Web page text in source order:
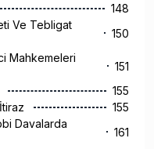
148
Ve Tebligat
150
Mahkemeleri
151
155
155
Davalarda
161